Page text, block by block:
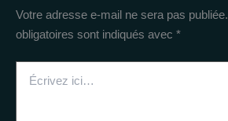
Votre adresse e-mail ne sera pas publiée.
obligatoires sont indiqués avec *
ici…